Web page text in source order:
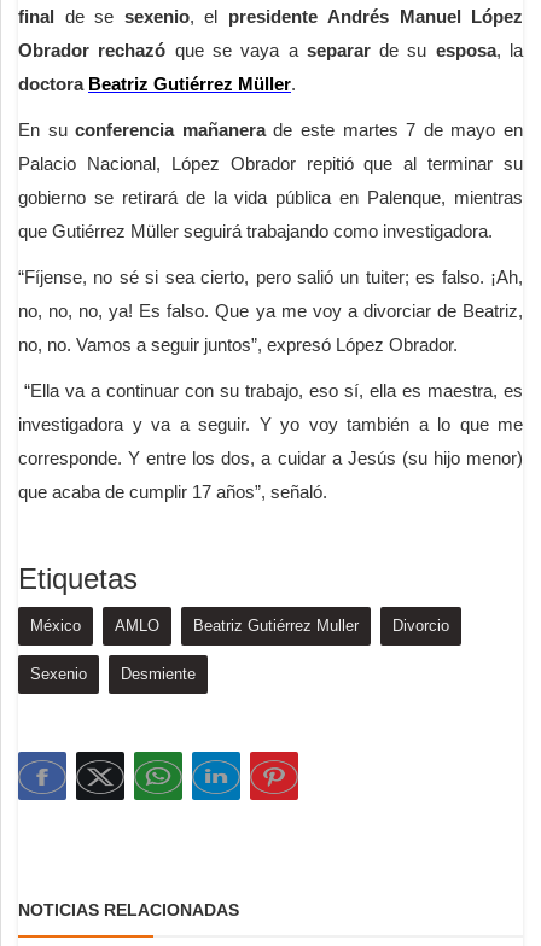
final de se sexenio, el presidente Andrés Manuel López
Obrador rechazó que se vaya a separarde su esposa, la
doctora Beatriz Gutiérrez Müller.
En suconferencia mañanerade este martes 7 de mayo en
Palacio Nacional, López Obrador repitió que al terminar su
gobierno se retirará de la vida pública en Palenque, mientras
que Gutiérrez Müller seguirá trabajando como investigadora.
“Fíjense, no sé si sea cierto, pero salió un tuiter; es falso. ¡Ah,
no, no, no, ya! Es falso. Que ya me voy a divorciar de Beatriz,
no, no. Vamos a seguir juntos”, expresó López Obrador.
“Ella va a continuar con su trabajo, eso sí, ella es maestra, es
investigadora y va a seguir. Y yo voy también a lo que me
corresponde. Y entre los dos, a cuidar a Jesús (su hijo menor)
que acaba de cumplir 17 años”, señaló.
Etiquetas
México AMLO Beatriz Gutiérrez Muller Divorcio
Sexenio Desmiente
NOTICIAS RELACIONADAS